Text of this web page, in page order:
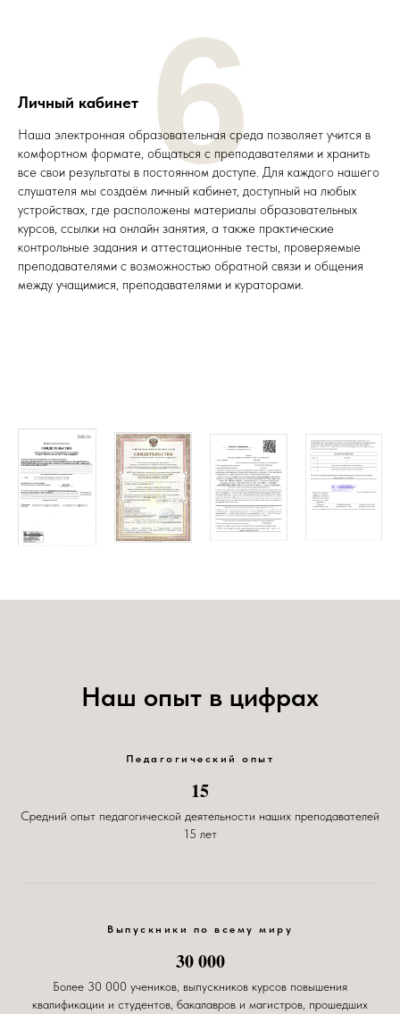
Личный кабинет
Наша электронная образовательная среда позволяет учится в
комфортном формате, общаться с преподавателями и хранить
все свои результаты в постоянном доступе. Для каждого нашего
слушателя мы создаём личный кабинет, доступный на любых
устройствах, где расположены материалы образовательных
курсов, ссылки на онлайн занятия, а также практические
контрольные задания и аттестационные тесты, проверяемые
преподавателями с возможностью обратной связи и общения
между учащимися, преподавателями и кураторами.
6
Наш опыт в цифрах
Педагогический опыт
15
Средний опыт педагогической деятельности наших преподавателей
15 лет
Выпускники по всему миру
30 000
Более 30 000 учеников, выпускников курсов повышения
квалификации и студентов, бакалавров и магистров, прошедших